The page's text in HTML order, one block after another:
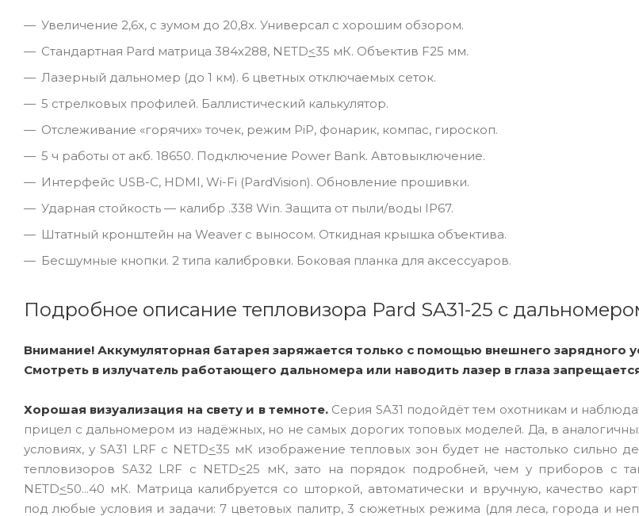
Увеличение 2,6x, с зумом до 20,8x. Универсал с хорошим обзором.
Стандартная Pard матрица 384x288, NETD<35 мК. Объектив F25 мм.
Лазерный дальномер (до 1 км). 6 цветных отключаемых сеток.
5 стрелковых профилей. Баллистический калькулятор.
Отслеживание «горячих» точек, режим PiP, фонарик, компас, гироскоп.
5 ч работы от акб. 18650. Подключение Power Bank. Автовыключение.
Интерфейс USB-C, HDMI, Wi-Fi (PardVision). Обновление прошивки.
Ударная стойкость — калибр .338 Win. Защита от пыли/воды IP67.
Штатный кронштейн на Weaver с выносом. Откидная крышка объектива.
Бесшумные кнопки. 2 типа калибровки. Боковая планка для аксессуаров.
Подробное описание тепловизора Pard SA31-25 с
Внимание! Аккумуляторная батарея заряжается только с помощью внешнего зарядного
Смотреть в излучатель работающего дальномера или наводить лазер в глаза
Хорошая визуализация на свету и в темноте. Серия SA31 подойдёт тем охотникам и
прицел с дальномером из надёжных, но не самых дорогих топовых моделей. Да, в
условиях, у SA31 LRF с NETD<35 мК изображение тепловых зон будет не настолько сильно
тепловизоров SA32 LRF с NETD<25 мК, зато на порядок подробней, чем у приборов с
NETD<50...40 мК. Матрица калибруется со шторкой, автоматически и вручную, качество
под любые условия и задачи: 7 цветовых палитр, 3 сюжетных режима (для леса, города и